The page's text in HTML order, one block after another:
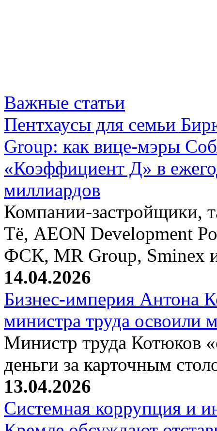
Важные статьи
Пентхаусы для семьи
Group: как вице-мэры
«Коэффициент Д» в
миллиардов
Компании-застройщики,
Тё, AEON Development
ФСК, MR Group, Sminex
14.04.2026
Бизнес-империя Антона
министра труда освоили
Министр труда Котюков
деньги за карточным
13.04.2026
Системная коррупция и